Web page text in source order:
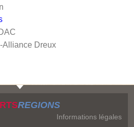
Alliance Dreux
REGIONS
Informations légales